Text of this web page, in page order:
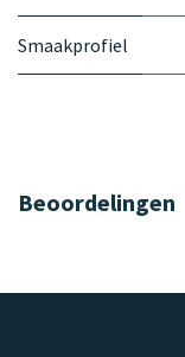
Smaakprofiel
Beoordelingen